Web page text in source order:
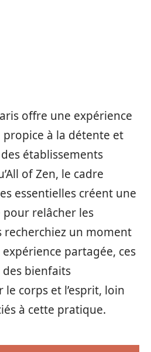
offre une expérience
à la détente et
établissements
of Zen, le cadre
essentielles créent une
relâcher les
recherchiez un moment
partagée, ces
bienfaits
corps et l’esprit, loin
à cette pratique.